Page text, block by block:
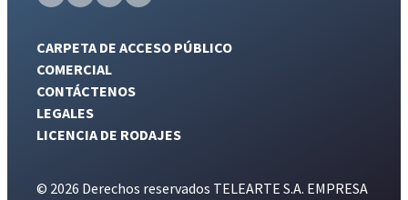
CARPETA DE ACCESO PÚBLICO
COMERCIAL
CONTÁCTENOS
LEGALES
LICENCIA DE RODAJES
© 2026 Derechos reservados TELEARTE S.A. EMPRESA